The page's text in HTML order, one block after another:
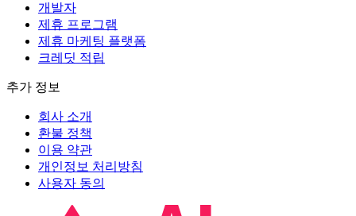
개발자
제휴 프로그램
제휴 마케팅 플랫폼
크레딧 적립
추가 정보
회사 소개
환불 정책
이용 약관
개인정보 처리방침
사용자 동의